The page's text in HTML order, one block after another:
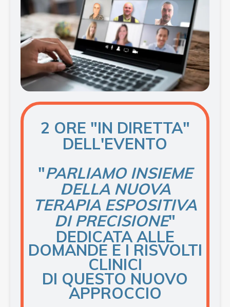
2 ORE "IN DIRETTA"
DELL'EVENTO
"PARLIAMO INSIEME
DELLA NUOVA
TERAPIA ESPOSITIVA
DI PRECISIONE"
DEDICATA ALLE
DOMANDE E I RISVOLTI
CLINICI
DI QUESTO NUOVO
APPROCCIO